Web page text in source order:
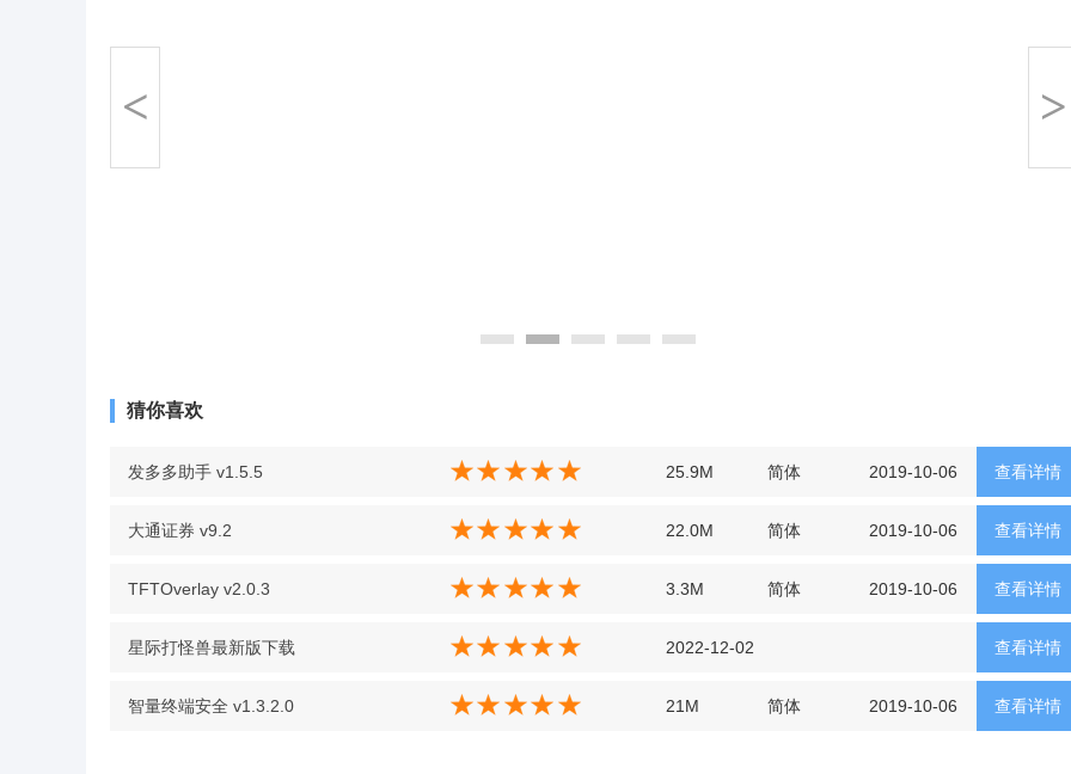
< >
猜你喜欢
查看详情
发多多助手 v1.5.5 25.9M 简体 2019-10-06
查看详情
大通证券 v9.2 22.0M 简体 2019-10-06
查看详情
TFTOverlay v2.0.3 3.3M 简体 2019-10-06
查看详情
星际打怪兽最新版下载 2022-12-02
查看详情
智量终端安全 v1.3.2.0 21M 简体 2019-10-06